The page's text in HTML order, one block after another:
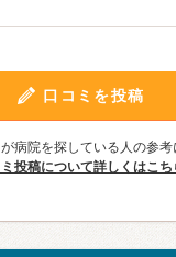
口コミを投稿
病院を探している人の参考
ミ投稿について詳しくはこち